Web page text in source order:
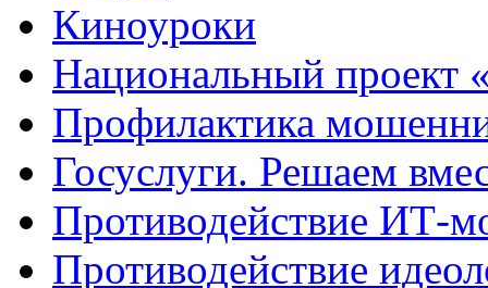
Киноуроки
Национальный проект
Профилактика
Госуслуги. Решаем
Противодействие ИТ-
Противодействие